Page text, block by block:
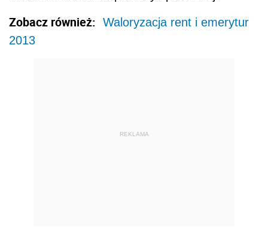
Zobacz również: Waloryzacja rent i emerytur
2013
REKLAMA